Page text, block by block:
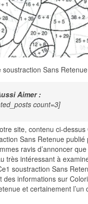
Sans
Aimer :
count=3]
site, contenu ci-
Sans Retenue publié
ravis d’annoncer
très intéressant à
soustraction Sans
des informations sur
et certainement l’un